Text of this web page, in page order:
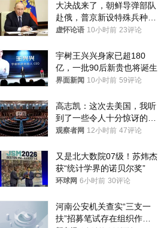
大决战来了，朝鲜导弹部队
赴俄，普京新设特殊兵种，
76岁老将扛旗
虚怀论语 10小时前 23评论
宇树王兴兴身家已超180
亿，一批90后新贵也将诞生
界面新闻 10小时前 59评论
高志凯：这次去美国，我听
到了一些令人十分惊讶的消
息
观察者网 12小时前 47评论
又是北大数院07级！苏炜杰
获“统计学界的诺贝尔奖”
环球网 6小时前 30评论
河南公安机关查实“三支一
扶”招募笔试存在组织作弊